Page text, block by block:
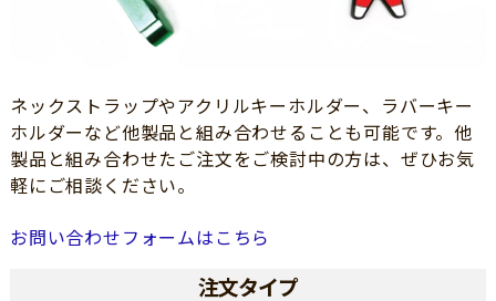
ネックストラップやアクリルキーホルダー、ラバーキー
ホルダーなど他製品と組み合わせることも可能です。他
製品と組み合わせたご注文をご検討中の方は、ぜひお気
軽にご相談ください。
お問い合わせフォームはこちら
注文タイプ